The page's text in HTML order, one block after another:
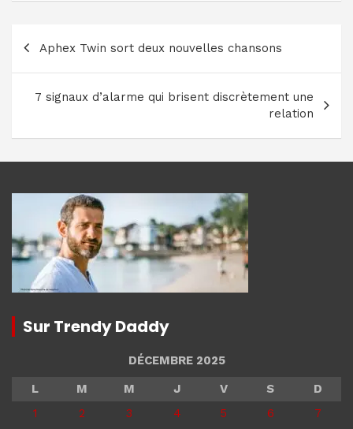
de
l’article
Aphex Twin sort deux nouvelles chansons
7 signaux d’alarme qui brisent discrètement une
relation
Sur Trendy Daddy
DÉCEMBRE 2025
L
M M J V S
D
1
2 3 4 5 6
7